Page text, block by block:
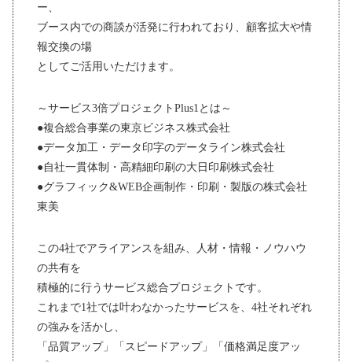
ー、
ブース内での商談が活発に行われており、顧客拡大や情
報交換の場
としてご活用いただけます。
～サービス3倍プロジェクトPlus1とは～
●複合総合事業の東京ビジネス株式会社
●データ加工・データ印字のデータライン株式会社
●自社一貫体制・高精細印刷の大日印刷株式会社
●グラフィック&WEB企画制作・印刷・製版の株式会社
東美
この4社でアライアンスを組み、人材・情報・ノウハウ
の共有を
積極的に行うサービス総合プロジェクトです。
これまで1社では叶わなかったサービスを、4社それぞれ
の強みを活かし、
「品質アップ」「スピードアップ」「価格満足度アッ